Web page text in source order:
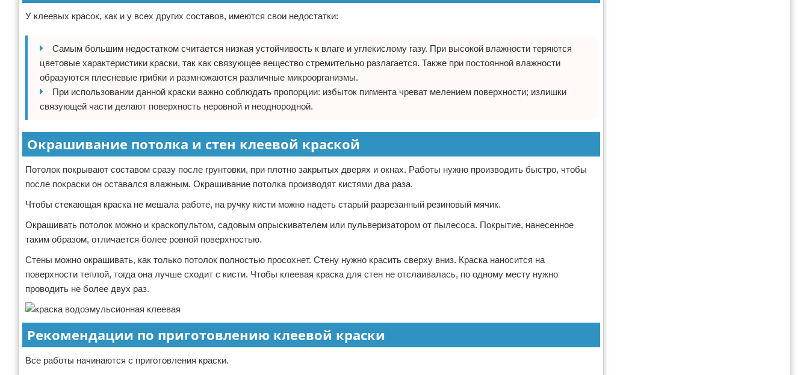
У клеевых красок, как и у всех других составов, имеются свои недостатки:
Самым большим недостатком считается низкая устойчивость к влаге и углекислому газу. При высокой влажности теряются
цветовые характеристики краски, так как связующее вещество стремительно разлагается. Также при постоянной влажности
образуются плесневые грибки и размножаются различные микроорганизмы.
При использовании данной краски важно соблюдать пропорции: избыток пигмента чреват мелением поверхности; излишки
связующей части делают поверхность неровной и неоднородной.
Окрашивание потолка и стен клеевой краской
Потолок покрывают составом сразу после грунтовки, при плотно закрытых дверях и окнах. Работы нужно производить быстро, чтобы
после покраски он оставался влажным. Окрашивание потолка производят кистями два раза.
Чтобы стекающая краска не мешала работе, на ручку кисти можно надеть старый разрезанный резиновый мячик.
Окрашивать потолок можно и краскопультом, садовым опрыскивателем или пульверизатором от пылесоса. Покрытие, нанесенное
таким образом, отличается более ровной поверхностью.
Стены можно окрашивать, как только потолок полностью просохнет. Стену нужно красить сверху вниз. Краска наносится на
поверхности теплой, тогда она лучше сходит с кисти. Чтобы клеевая краска для стен не отслаивалась, по одному месту нужно
проводить не более двух раз.
Рекомендации по приготовлению клеевой краски
Все работы начинаются с приготовления краски.